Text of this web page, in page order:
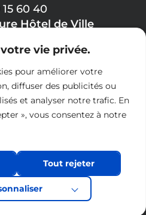
vie privée.
pour améliorer votre
diffuser des publicités ou
et analyser notre trafic. En
», vous consentez à notre
Tout rejeter
60 40
Hôtel de Ville
Vendredi :
12h00
:
17h30
:
sociaux
de confidentialité
Accessibilité
conception